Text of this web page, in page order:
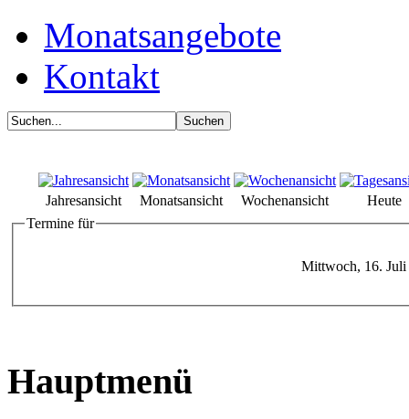
Monatsangebote
Kontakt
Jahresansicht Monatsansicht Wochenansicht
Heute
Termine für
Mittwoch, 16. Juli
Hauptmenü